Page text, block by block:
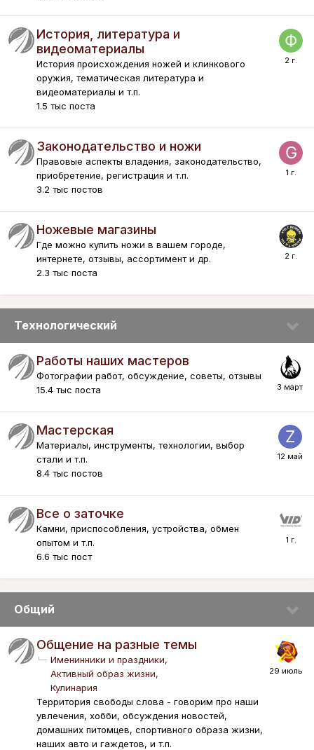
История, литература и
видеоматериалы
История происхождения ножей и клинкового
оружия, тематическая литература и
видеоматериалы и т.п.
1.5 тыс поста
Законодательство и ножи
Правовые аспекты владения, законодательство,
приобретение, регистрация и т.п.
3.2 тыс постов
Ножевые магазины
Где можно купить ножи в вашем городе,
интернете, отзывы, ассортимент и др.
2.3 тыс поста
Технологический
Работы наших мастеров
Фотографии работ, обсуждение, советы, отзывы
15.4 тыс поста
Мастерская
Материалы, инструменты, технологии, выбор
стали и т.п.
8.4 тыс постов
Все о заточке
Камни, приспособления, устройства, обмен
опытом и т.п.
6.6 тыс пост
Общий
Общение на разные темы
Именинники и праздники
Активный образ жизни
Кулинария
Территория свободы слова - говорим про наши
увлечения, хобби, обсуждения новостей,
домашних питомцев, спортивного образа жизни,
наших авто и гаждетов, и т.п.